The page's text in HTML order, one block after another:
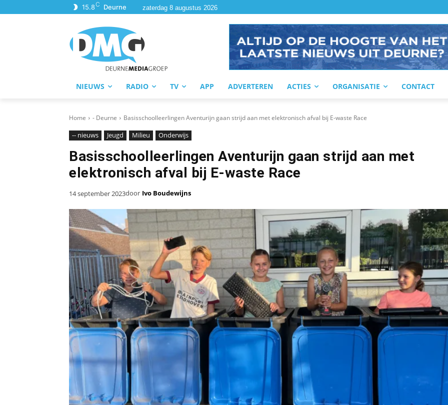
15.8C Deurne zaterdag 8 augustus 2026
NIEUWS RADIO TV APP ADVERTEREN ACTIES ORGANISATIE CONTACT
Home - Deurne Basisschoolleerlingen Aventurijn gaan strijd aan met elektronisch afval bij E-waste Race
-- nieuws Jeugd Milieu Onderwijs
Basisschoolleerlingen Aventurijn gaan strijd aan met
elektronisch afval bij E-waste Race
14 september 2023door Ivo Boudewijns